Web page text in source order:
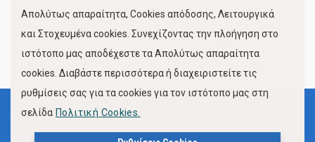
FOLLOW US
Όροι Χρήσης
Πολιτική Προστασίας Προσωπικών Δεδομένων
Απολύτως απαραίτητα, Cookies απόδοσης, Λειτουργικά
και Στοχευμένα cookies. Συνεχίζοντας την πλοήγηση στο
ιστότοπο μας αποδέχεστε τα Απολύτως απαραίτητα
cookies. Διαβάστε περισσότερα ή διαχειριστείτε τις
ρυθμίσεις σας για τα cookies για τον ιστότοπο μας στη
σελίδα Πολιτική Cookies.